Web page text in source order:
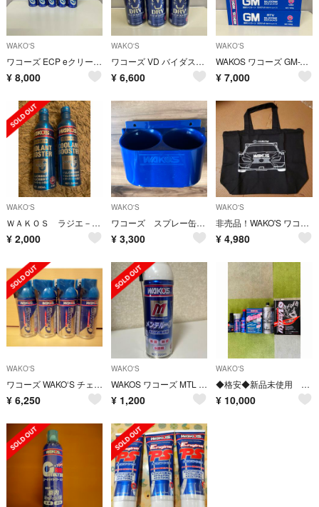
WAKO'S
ワコーズ ECP eクリーンプラス 100ml E170 5本セット
¥ 8,000
WAKO'S
ワコーズ VD バイダスドライ 200ml A211 3本セット
¥ 6,600
WAKO'S
WAKOS ワコーズ GM-T ガスケットメイク 液体ガスケット 4本セット
¥ 7,000
WAKO'S
ＷＡＫＯＳ ラジエ－タ－用 ＣＯＯＬＡＮＴ ＢＯＯＳＴＥＲ
¥ 2,000
WAKO'S
ワコーズ スプレー缶ホルダー WAKO'S
¥ 3,300
WAKO'S
非売品！WAKO'S ワコーズ トートバッグ スーパーGT RC-F ブラック
¥ 4,980
WAKO'S
ワコーズ WAKO‘S チェーンルブ CHL A310 防錆潤滑剤 4本セット
¥ 6,250
WAKO'S
WAKOS ワコーズ MTL メンテルーブ 潤滑ケミカル ケミカル
¥ 1,200
WAKO'S
◆格安◆新品未使用 ワコ－ズ製品3点入り ケミカル類全6点セット
¥ 10,000